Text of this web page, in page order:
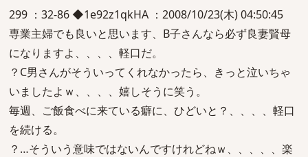
299 ：32-86 ◆1e92z1qkHA ：2008/10/23(木) 04:50:45
専業主婦でも良いと思います、B子さんなら必ず良妻賢母
になりますよ、、、、軽口だ。
？C男さんがそういってくれなかったら、きっと泣いちゃ
いましたよｗ、、、、嬉しそうに笑う。
毎週、ご飯食べに来ている癖に、ひどいと？、、、、軽口
を続ける。
？…そういう意味ではないんですけれどねｗ、、、、、楽